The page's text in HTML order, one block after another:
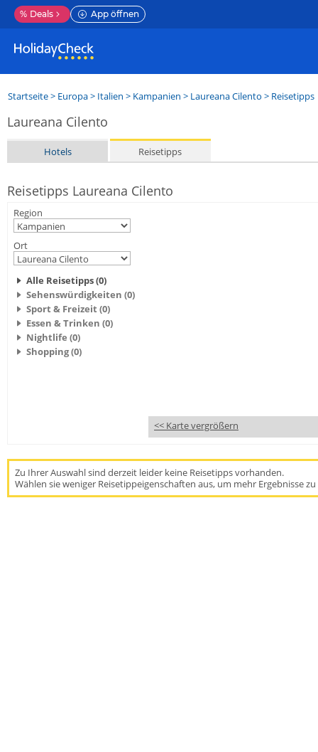
% Deals App öffnen
Startseite> Europa> Italien > Kampanien > Laureana Cilento > Reisetipps
Laureana Cilento
Hotels Reisetipps
Reisetipps Laureana Cilento
Region
Ort
Alle Reisetipps (0)
Sehenswürdigkeiten (0)
Sport & Freizeit (0)
Essen & Trinken (0)
Nightlife (0)
Shopping (0)
<< Karte vergrößern
Zu Ihrer Auswahl sind derzeit leider keine Reisetipps vorhanden.
Wählen sie weniger Reisetippeigenschaften aus, um mehr Ergebnisse